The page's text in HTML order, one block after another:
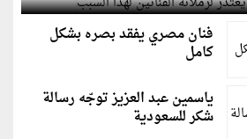
فنان مصري يفقد بصره بشكل
كامل
ياسمين عبد العزيز توجّه رسالة
شكر للسعودية